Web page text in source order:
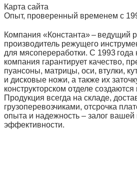
Карта сайта
Опыт, проверенный временем с
Компания «Константа» – ведущий
производитель режущего
для мясопереработки. С 1993 года
компания гарантирует качество,
пуансоны, матрицы, оси, втулки,
и дисковые ножи, а также их
конструкторском отделе создаются
Продукция всегда на складе,
грузоперевозчиками, отсрочка
опыта и надежность – залог вашей
эффективности.